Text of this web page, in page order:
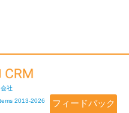
会社
2013-2026 フィードバック